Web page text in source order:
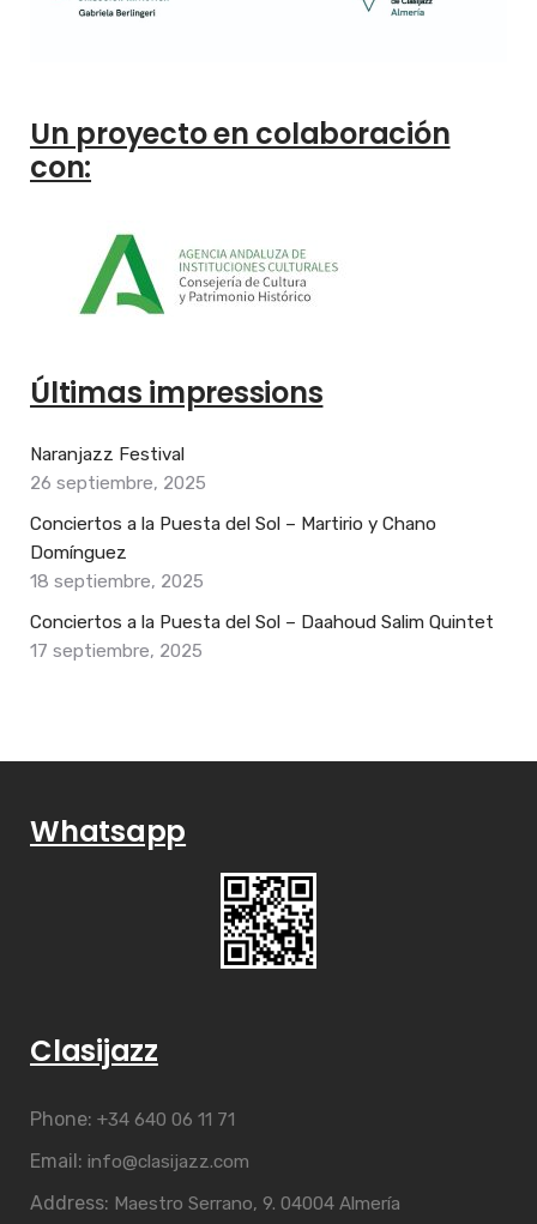
Un proyecto en colaboración
con:
Últimas impressions
Naranjazz Festival
26 septiembre, 2025
Conciertos a la Puesta del Sol – Martirio y Chano
Domínguez
18 septiembre, 2025
Conciertos a la Puesta del Sol – Daahoud Salim Quintet
17 septiembre, 2025
Whatsapp
Clasijazz
Phone: +34 640 06 11 71
Email: info@clasijazz.com
Address: Maestro Serrano, 9. 04004 Almería